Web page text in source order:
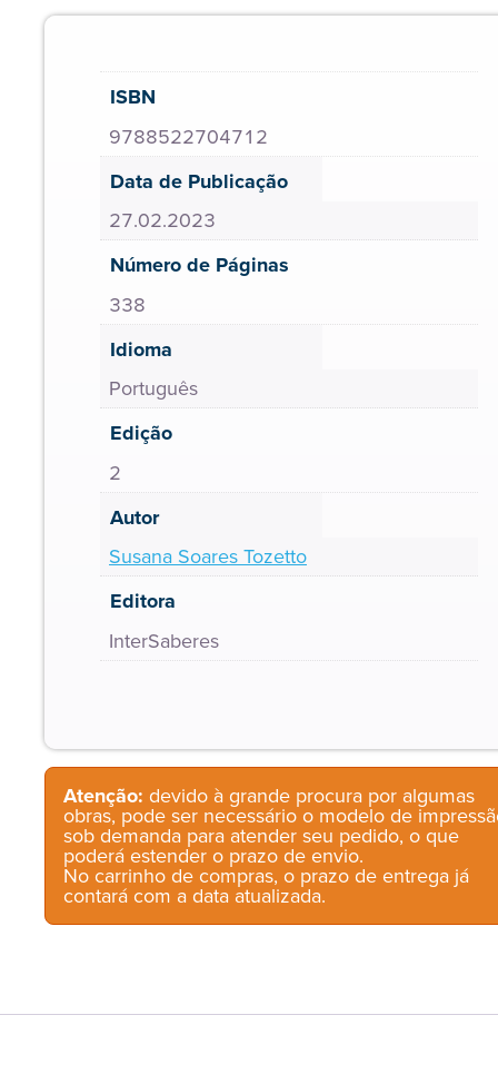
ISBN
9788522704712
Data de Publicação
27.02.2023
Número de Páginas
338
Idioma
Português
Edição
2
Autor
Susana Soares Tozetto
Editora
InterSaberes
Atenção: devido à grande procura por algumas
obras, pode ser necessário o modelo de
sob demanda para atender seu pedido, o que
poderá estender o prazo de envio.
No carrinho de compras, o prazo de entrega já
contará com a data atualizada.